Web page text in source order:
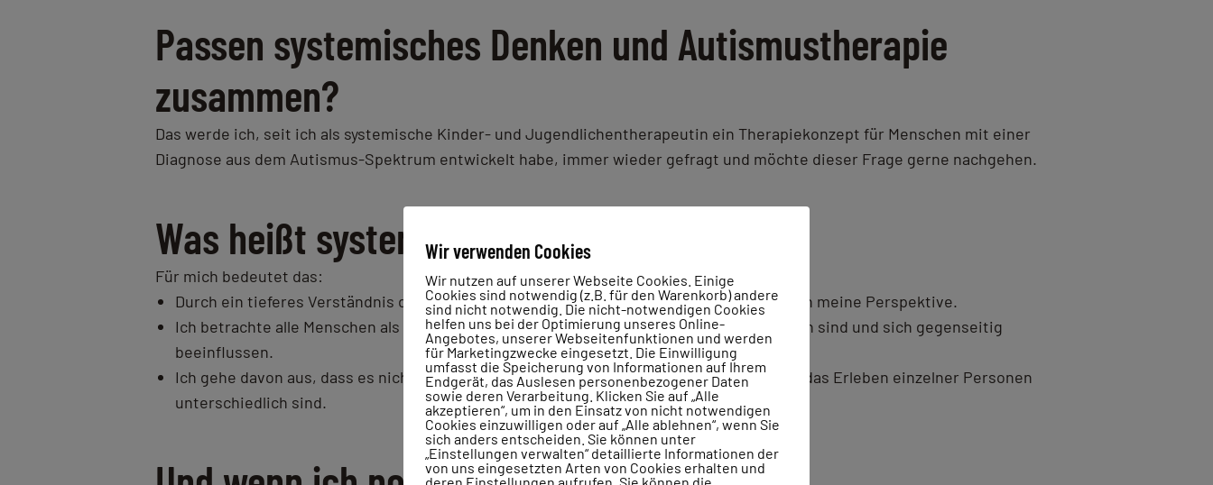
Passen systemisches Denken und Autismustherapie
zusammen?
Das werde ich, seit ich als systemische Kinder- und Jugendlichentherapeutin ein Therapiekonzept für Menschen mit einer
Diagnose aus dem Autismus-Spektrum entwickelt habe, immer wieder gefragt und möchte dieser Frage gerne nachgehen.
Was heißt systemisches Denken?
Für mich bedeutet das:
Durch ein tieferes Verständnis des menschlichen Verhaltens und Erlebens, erweitere ich meine Perspektive.
Ich betrachte alle Menschen als Teile von Systemen, in denen alle miteinander verbunden sind und sich gegenseitig
beeinflussen.
Ich gehe davon aus, dass es nicht nur eine Wahrheit gibt, weil die Wahrnehmungen und das Erleben einzelner Personen
unterschiedlich sind.
Wir verwenden Cookies
Wir nutzen auf unserer Webseite Cookies. Einige
Cookies sind notwendig (z.B. für den Warenkorb) andere
sind nicht notwendig. Die nicht-notwendigen Cookies
helfen uns bei der Optimierung unseres Online-
Angebotes, unserer Webseitenfunktionen und werden
für Marketingzwecke eingesetzt. Die Einwilligung
umfasst die Speicherung von Informationen auf Ihrem
Endgerät, das Auslesen personenbezogener Daten
sowie deren Verarbeitung. Klicken Sie auf „Alle
akzeptieren“, um in den Einsatz von nicht notwendigen
Cookies einzuwilligen oder auf „Alle ablehnen“, wenn Sie
sich anders entscheiden. Sie können unter
„Einstellungen verwalten“ detaillierte Informationen der
von uns eingesetzten Arten von Cookies erhalten und